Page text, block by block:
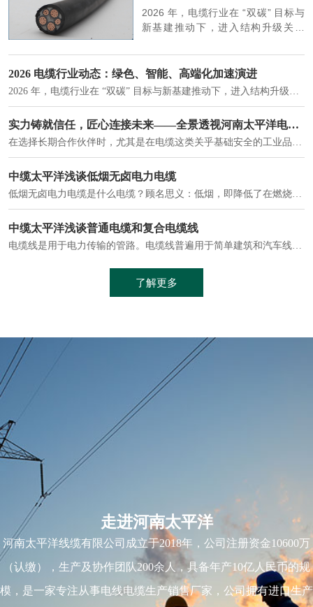
2026 年，电缆行业在 “双碳” 目标与
新基建推动下，进入结构升级关键
大清晰趋势，市场格局持续优化。
2026 电缆行业动态：绿色、智能、高端化加速演进
实力铸就信任，匠心连接未来——全景透视河南太平洋电缆厂
在选择长期合作伙伴时，尤其是在电缆这类关乎基础安全的工业品上，供应商的“内在实力”远比一纸报价单更重要。今天，我们邀请您“云参观”河南太平洋电缆厂，透过每一个细节，看我们如何将“可靠”二字，铸入每一米电缆。
中缆太平洋浅谈低烟无卤电力电缆
低烟无卤电力电缆是什么电缆？顾名思义：低烟，即降低了在燃烧时有害物体的产生；卤素对于人体来说是一种有毒气体，无卤就是没有毒气体的释放，通常是针对电缆遇火灾时而言的。低烟无卤电力电缆又可以称之为环保电缆，低烟无卤电缆大多数用于医院和对环境卫生要求比较严格的地方。
中缆太平洋浅谈普通电缆和复合电缆线
电缆线是用于电力传输的管路。电缆线普遍用于简单建筑和汽车线材，作为能源输送缆线，电缆线的复杂结构勿庸置疑。根据目标功能，电缆线具有以下一些特点：建筑用和车用线材要求轻质、大批量生产、价格低廉、具有相当的电学和力学性能和长时间的耐老化性能；工业用线材必须具有符合客户要求的性能；
了解更多
走进河南太平洋
河南太平洋线缆有限公司成立于2018年，公司注册资金10600万
（认缴），生产及协作团队200余人，具备年产10亿人民币的规
模，是一家专注从事电线电缆生产销售厂家，公司拥有进口生产